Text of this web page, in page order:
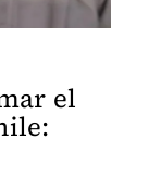
el